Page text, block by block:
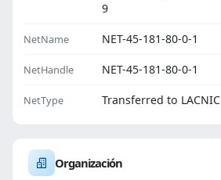
9
NetName NET-45-181-80-0-1
NetHandle NET-45-181-80-0-1
NetType Transferred to LACNIC
Organización